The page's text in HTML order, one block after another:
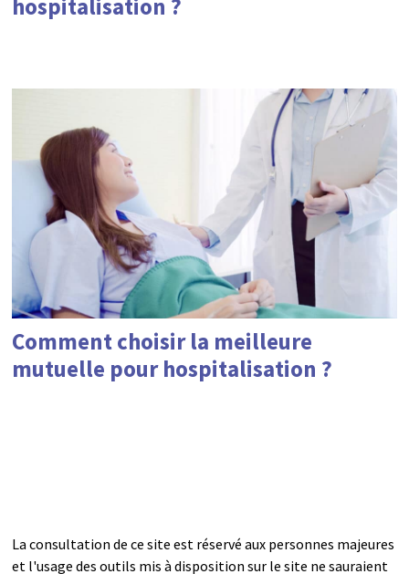
hospitalisation ?
Comment choisir la meilleure
mutuelle pour hospitalisation ?
La consultation de ce site est réservé aux personnes majeures
et l'usage des outils mis à disposition sur le site ne sauraient